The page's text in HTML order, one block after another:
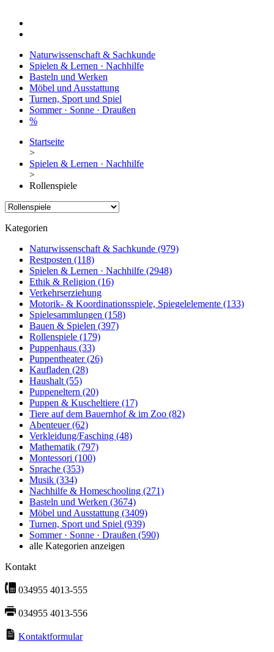
Naturwissenschaft & Sachkunde
Spielen & Lernen · Nachhilfe
Basteln und Werken
Möbel und Ausstattung
Turnen, Sport und Spiel
Sommer · Sonne · Draußen
%
Startseite
>
Spielen & Lernen · Nachhilfe
>
Rollenspiele
Kategorien
Naturwissenschaft & Sachkunde (979)
Restposten (118)
Spielen & Lernen · Nachhilfe (2948)
Ethik & Religion (16)
Verkehrserziehung
Motorik- & Koordinationsspiele, Spiegelelemente (133)
Spielesammlungen (158)
Bauen & Spielen (397)
Rollenspiele (179)
Puppenhaus (33)
Puppentheater(26)
Kaufladen (28)
Haushalt(55)
Puppeneltern (20)
Puppen & Kuscheltiere (17)
Tiere auf dem Bauernhof & im Zoo (82)
Abenteuer(62)
Verkleidung/Fasching (48)
Mathematik (797)
Montessori (100)
Sprache (353)
Musik (334)
Nachhilfe & Homeschooling (271)
Basteln und Werken (3674)
Möbel und Ausstattung (3409)
Turnen, Sport und Spiel (939)
Sommer · Sonne · Draußen (590)
alle Kategorien anzeigen
Kontakt
034955 4013-555
034955 4013-556
Kontaktformular